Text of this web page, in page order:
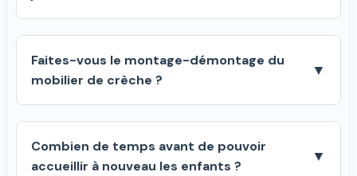
Faites-vous le montage-démontage du
mobilier de crèche ?
▼
Combien de temps avant de pouvoir
accueillir à nouveau les enfants ?
▼